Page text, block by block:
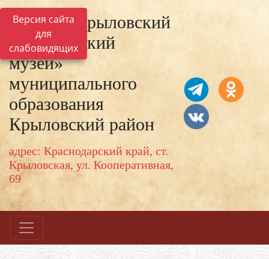
Версия сайта
для
слабовидящих
МКУК «Крыловский
исторический
музей»
муниципального
образования
Крыловский район
адрес: Краснодарский край, ст.
Крыловская, ул. Кооперативная,
69